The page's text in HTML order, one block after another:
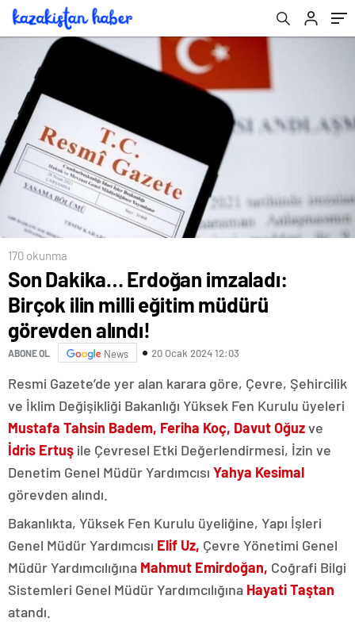
170 okunma
Son Dakika… Erdoğan imzaladı:
Birçok ilin milli eğitim müdürü
görevden alındı!
ABONE OL News 20 Ocak 2024 12:03
Resmi Gazete’de yer alan karara göre, Çevre, Şehircilik
ve İklim Değişikliği Bakanlığı Yüksek Fen Kurulu üyeleri
Mustafa Tahsin Badem, Feriha Koç, Davut Oğuzve
İdris Ertuş ile Çevresel Etki Değerlendirmesi, İzin ve
Denetim Genel Müdür Yardımcısı Yahya Kesimal
görevden alındı.
Bakanlıkta, Yüksek Fen Kurulu üyeliğine, Yapı İşleri
Genel Müdür Yardımcısı Elif Uz, Çevre Yönetimi Genel
Müdür Yardımcılığına Mahmut Emirdoğan, Coğrafi Bilgi
Sistemleri Genel Müdür Yardımcılığına Hayati Taştan
atandı.